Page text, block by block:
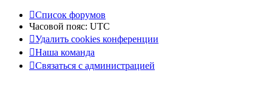
Список форумов
Часовой пояс: UTC
Удалить cookies конференции
Наша команда
Связаться с администрацией